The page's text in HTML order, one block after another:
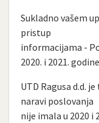
Sukladno vašem
pristup
informacijama -
2020. i 2021.
UTD Ragusa d.d.
naravi poslovanja
nije imala u 2020 i